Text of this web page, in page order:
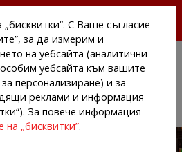
И КОМПАНИИТЕС Ваше съгласие
за да измерим и
на уебсайта (аналитични
уебсайта към вашите
персонализиране) и за
реклами и информация
За повече информация
на „бисквитки”.